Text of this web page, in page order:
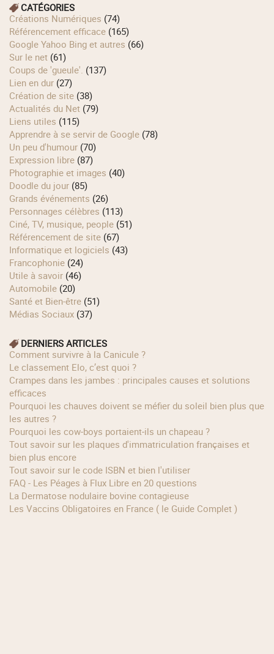
CATÉGORIES
Créations Numériques (74)
Référencement efficace (165)
Google Yahoo Bing et autres (66)
Sur le net (61)
Coups de 'gueule'. (137)
Lien en dur (27)
Création de site (38)
Actualités du Net (79)
Liens utiles (115)
Apprendre à se servir de Google (78)
Un peu d'humour (70)
Expression libre (87)
Photographie et images (40)
Doodle du jour (85)
Grands événements (26)
Personnages célèbres (113)
Ciné, TV, musique, people (51)
Référencement de site (67)
Informatique et logiciels (43)
Francophonie (24)
Utile à savoir (46)
Automobile (20)
Santé et Bien-être (51)
Médias Sociaux (37)
DERNIERS ARTICLES
Comment survivre à la Canicule ?
Le classement Elo, c’est quoi ?
Crampes dans les jambes : principales causes et solutions
efficaces
Pourquoi les chauves doivent se méfier du soleil bien plus que
les autres ?
Pourquoi les cow‑boys portaient‑ils un chapeau ?
Tout savoir sur les plaques d'immatriculation françaises et
bien plus encore
Tout savoir sur le code ISBN et bien l'utiliser
FAQ - Les Péages à Flux Libre en 20 questions
La Dermatose nodulaire bovine contagieuse
Les Vaccins Obligatoires en France ( le Guide Complet )